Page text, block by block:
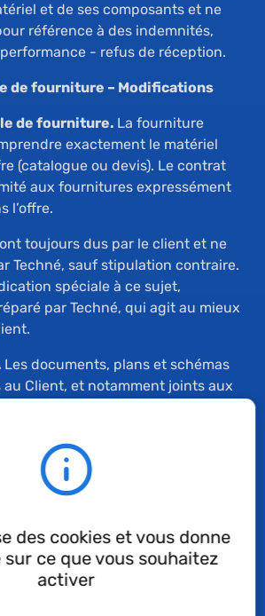
et de ses composants et ne
référence à des indemnités,
- refus de réception.
de fourniture – Modifications
de fourniture. La fourniture
exactement le matériel
(catalogue ou devis). Le contrat
aux fournitures expressément
l’offre.
toujours dus par le client et ne
Techné, sauf stipulation contraire.
spéciale à ce sujet,
par Techné, qui agit au mieux
Les documents, plans et schémas
Client, et notamment joints aux
la commande. Les plans et
qui peuvent être joints à tous
ne sont fournis qu'à titre
des cookies et vous donne
ce que vous souhaitez
activer